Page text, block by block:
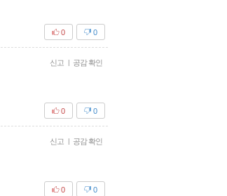
0
0
신고 | 공감 확인
0
0
신고 | 공감 확인
0
0